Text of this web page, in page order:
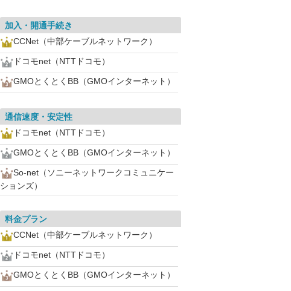
加入・開通手続き
CCNet（中部ケーブルネットワーク）
ドコモnet（NTTドコモ）
GMOとくとくBB（GMOインターネット）
通信速度・安定性
ドコモnet（NTTドコモ）
GMOとくとくBB（GMOインターネット）
So-net（ソニーネットワークコミュニケー
ションズ）
料金プラン
CCNet（中部ケーブルネットワーク）
ドコモnet（NTTドコモ）
GMOとくとくBB（GMOインターネット）